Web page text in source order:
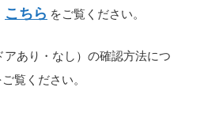
こちら をご覧ください。
あり・なし）の確認方法につ
ご覧ください。